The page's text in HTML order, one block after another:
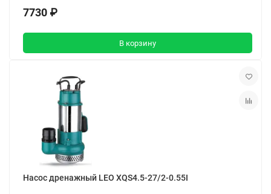
7730 ₽
В корзину
Насос дренажный LEO XQS4.5-27/2-0.55I